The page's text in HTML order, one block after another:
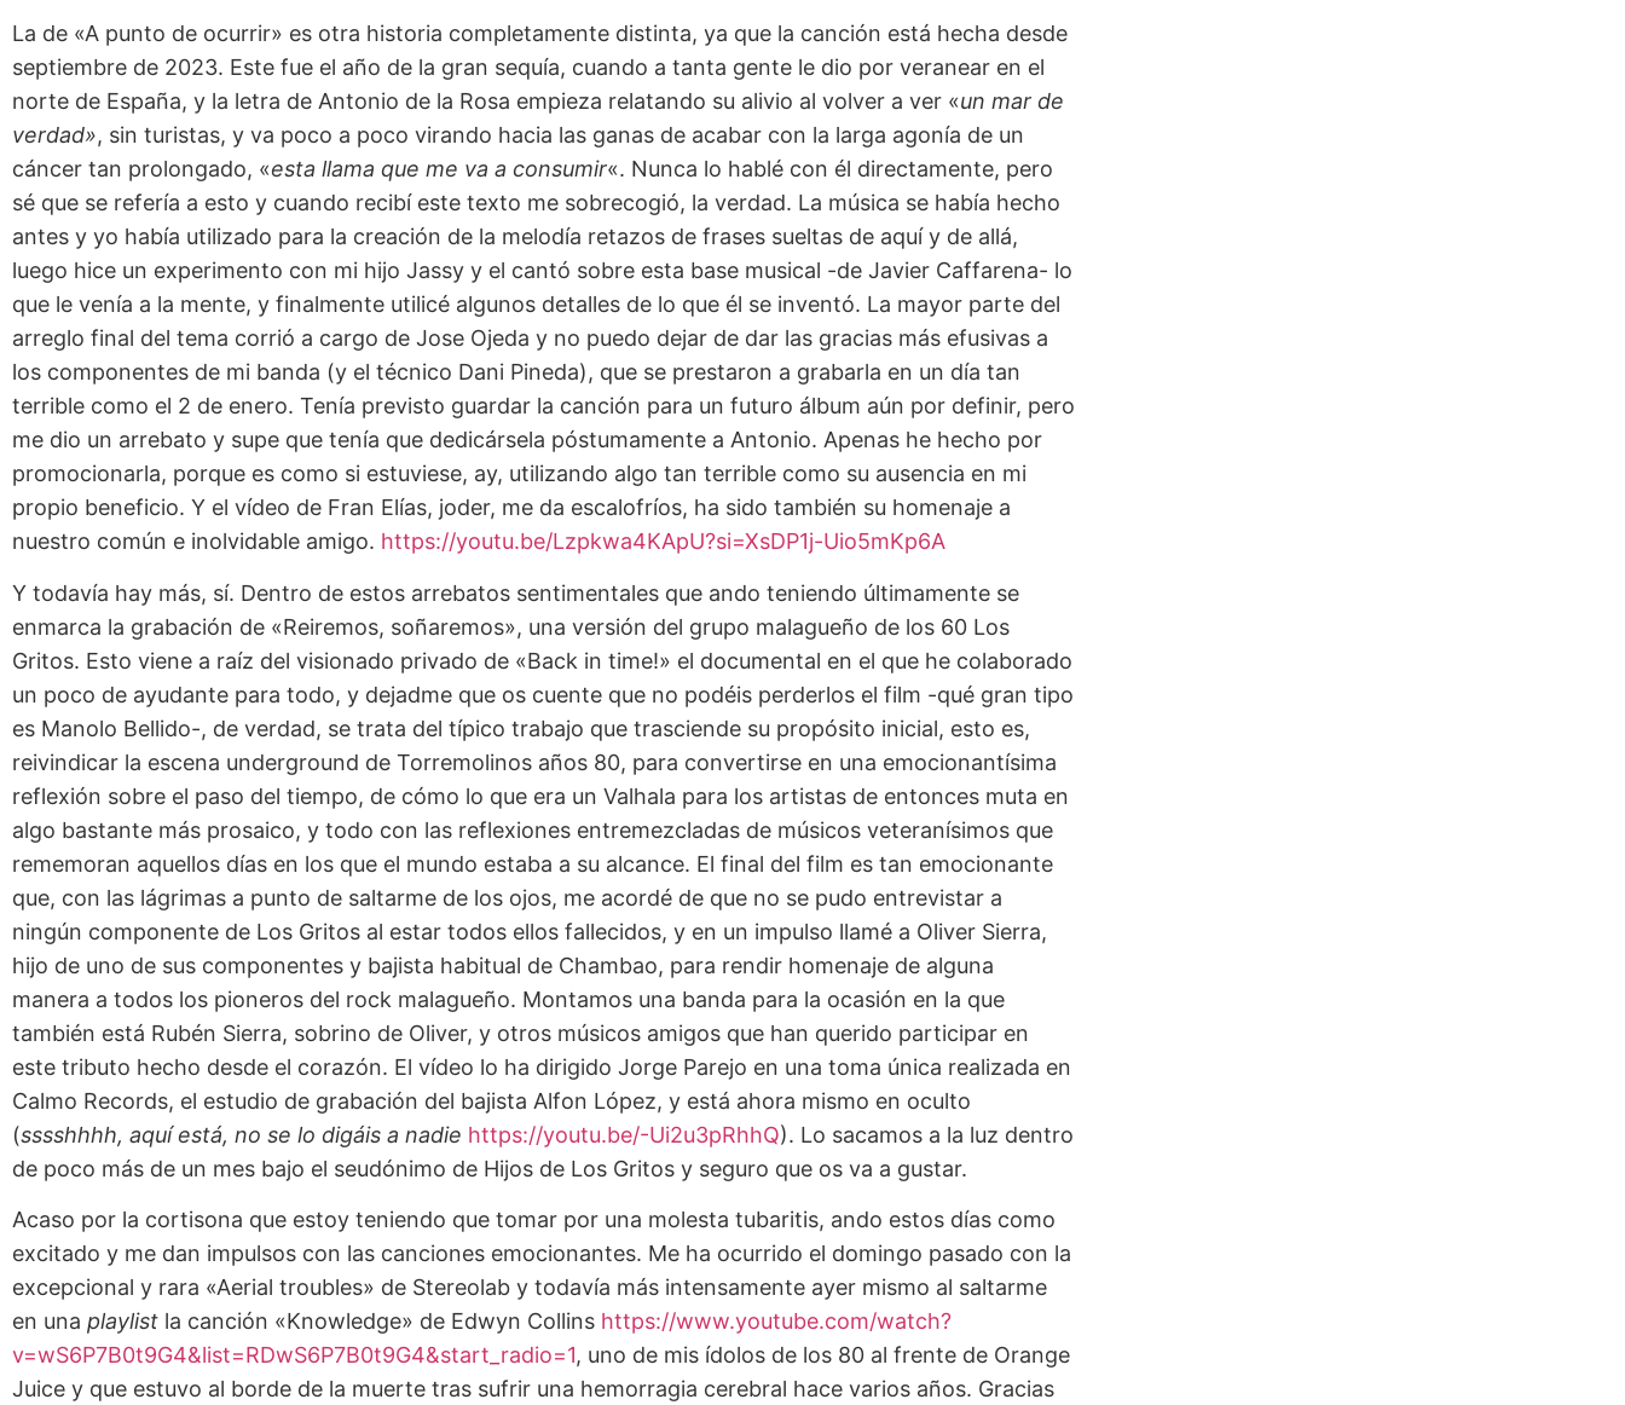
La de «A punto de ocurrir» es otra historia completamente distinta, ya que la canción está hecha desde
septiembre de 2023. Este fue el año de la gran sequía, cuando a tanta gente le dio por veranear en el
norte de España, y la letra de Antonio de la Rosa empieza relatando su alivio al volver a ver «un mar de
verdad», sin turistas, y va poco a poco virando hacia las ganas de acabar con la larga agonía de un
cáncer tan prolongado, «esta llama que me va a consumir«. Nunca lo hablé con él directamente, pero
sé que se refería a esto y cuando recibí este texto me sobrecogió, la verdad. La música se había hecho
antes y yo había utilizado para la creación de la melodía retazos de frases sueltas de aquí y de allá,
luego hice un experimento con mi hijo Jassy y el cantó sobre esta base musical -de Javier Caffarena- lo
que le venía a la mente, y finalmente utilicé algunos detalles de lo que él se inventó. La mayor parte del
arreglo final del tema corrió a cargo de Jose Ojeda y no puedo dejar de dar las gracias más efusivas a
los componentes de mi banda (y el técnico Dani Pineda), que se prestaron a grabarla en un día tan
terrible como el 2 de enero. Tenía previsto guardar la canción para un futuro álbum aún por definir, pero
me dio un arrebato y supe que tenía que dedicársela póstumamente a Antonio. Apenas he hecho por
promocionarla, porque es como si estuviese, ay, utilizando algo tan terrible como su ausencia en mi
propio beneficio. Y el vídeo de Fran Elías, joder, me da escalofríos, ha sido también su homenaje a
nuestro común e inolvidable amigo. https://youtu.be/Lzpkwa4KApU?si=XsDP1j-Uio5mKp6A
Y todavía hay más, sí. Dentro de estos arrebatos sentimentales que ando teniendo últimamente se
enmarca la grabación de «Reiremos, soñaremos», una versión del grupo malagueño de los 60 Los
Gritos. Esto viene a raíz del visionado privado de «Back in time!» el documental en el que he colaborado
un poco de ayudante para todo, y dejadme que os cuente que no podéis perderlos el film -qué gran tipo
es Manolo Bellido-, de verdad, se trata del típico trabajo que trasciende su propósito inicial, esto es,
reivindicar la escena underground de Torremolinos años 80, para convertirse en una emocionantísima
reflexión sobre el paso del tiempo, de cómo lo que era un Valhala para los artistas de entonces muta en
algo bastante más prosaico, y todo con las reflexiones entremezcladas de músicos veteranísimos que
rememoran aquellos días en los que el mundo estaba a su alcance. El final del film es tan emocionante
que, con las lágrimas a punto de saltarme de los ojos, me acordé de que no se pudo entrevistar a
ningún componente de Los Gritos al estar todos ellos fallecidos, y en un impulso llamé a Oliver Sierra,
hijo de uno de sus componentes y bajista habitual de Chambao, para rendir homenaje de alguna
manera a todos los pioneros del rock malagueño. Montamos una banda para la ocasión en la que
también está Rubén Sierra, sobrino de Oliver, y otros músicos amigos que han querido participar en
este tributo hecho desde el corazón. El vídeo lo ha dirigido Jorge Parejo en una toma única realizada en
Calmo Records, el estudio de grabación del bajista Alfon López, y está ahora mismo en oculto
(sssshhhh, aquí está, no se lo digáis a nadie https://youtu.be/-Ui2u3pRhhQ). Lo sacamos a la luz dentro
de poco más de un mes bajo el seudónimo de Hijos de Los Gritos y seguro que os va a gustar.
Acaso por la cortisona que estoy teniendo que tomar por una molesta tubaritis, ando estos días como
excitado y me dan impulsos con las canciones emocionantes. Me ha ocurrido el domingo pasado con la
excepcional y rara «Aerial troubles» de Stereolab y todavía más intensamente ayer mismo al saltarme
en una playlist la canción «Knowledge» de Edwyn Collins https://www.youtube.com/watch?
v=wS6P7B0t9G4&list=RDwS6P7B0t9G4&start_radio=1, uno de mis ídolos de los 80 al frente de Orange
Juice y que estuvo al borde de la muerte tras sufrir una hemorragia cerebral hace varios años. Gracias